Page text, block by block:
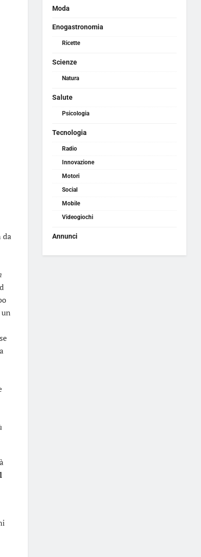
da
Moda
Enogastronomia
Ricette
Scienze
Natura
Salute
Psicologia
Tecnologia
Radio
Innovazione
Motori
Social
Mobile
Videogiochi
Annunci